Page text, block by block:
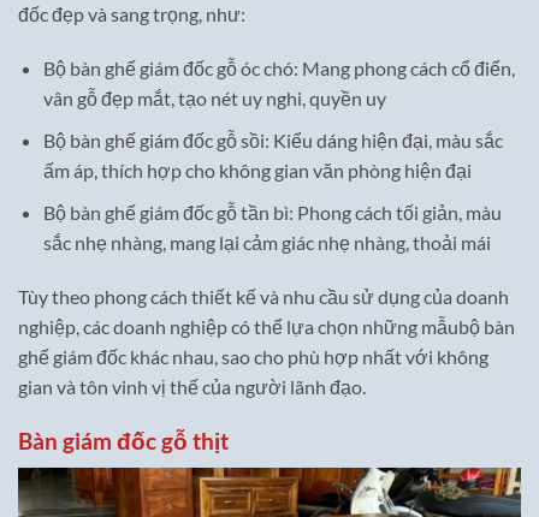
đốc đẹp và sang trọng, như:
Bộ bàn ghế giám đốc gỗ óc chó: Mang phong cách cổ điển,
vân gỗ đẹp mắt, tạo nét uy nghi, quyền uy
Bộ bàn ghế giám đốc gỗ sồi: Kiểu dáng hiện đại, màu sắc
ấm áp, thích hợp cho không gian văn phòng hiện đại
Bộ bàn ghế giám đốc gỗ tần bì: Phong cách tối giản, màu
sắc nhẹ nhàng, mang lại cảm giác nhẹ nhàng, thoải mái
Tùy theo phong cách thiết kế và nhu cầu sử dụng của doanh
nghiệp, các doanh nghiệp có thể lựa chọn những mẫubộ bàn
ghế giám đốc khác nhau, sao cho phù hợp nhất với không
gian và tôn vinh vị thế của người lãnh đạo.
Bàn giám đốc gỗ thịt